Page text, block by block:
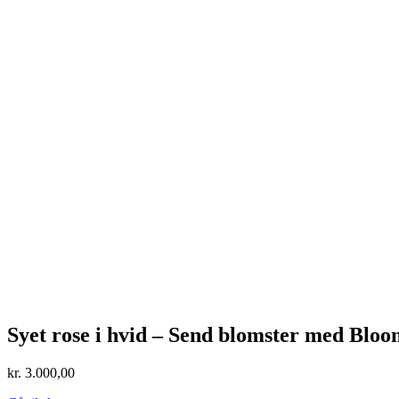
Syet rose i hvid – Send blomster med
kr. 3.000,00